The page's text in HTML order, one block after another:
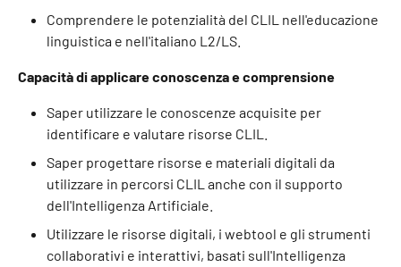
Comprendere le potenzialità del CLIL nell'educazione
linguistica e nell'italiano L2/LS.
Capacità di applicare conoscenza e comprensione
Saper utilizzare le conoscenze acquisite per
identificare e valutare risorse CLIL.
Saper progettare risorse e materiali digitali da
utilizzare in percorsi CLIL anche con il supporto
dell'Intelligenza Artificiale.
Utilizzare le risorse digitali, i webtool e gli strumenti
collaborativi e interattivi, basati sull'Intelligenza